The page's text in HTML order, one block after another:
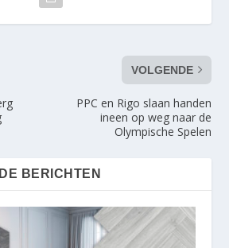
VOLGENDE
PPC en Rigo slaan handen
ineen op weg naar de
Olympische Spelen
BERICHTEN